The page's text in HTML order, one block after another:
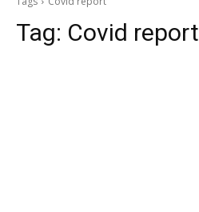
Tag: Covid report